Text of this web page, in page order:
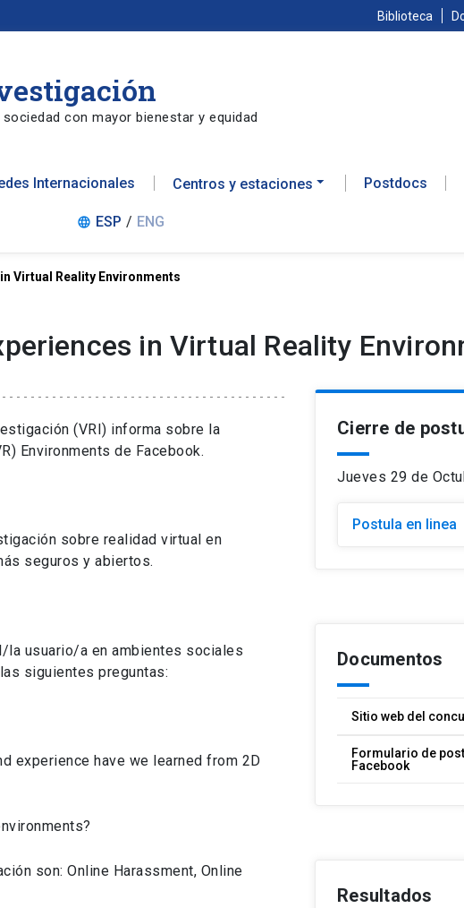
Biblioteca
con mayor bienestar y equidad
Internacionales Centros y estaciones Postdocs
language ESP / ENG
Virtual Reality Environments
in Virtual Reality
(VRI) informa sobre la
Environments de Facebook.
sobre realidad virtual en
seguros y abiertos.
la usuario/a en ambientes sociales
siguientes preguntas:
have we learned from 2D
son: Online Harassment, Online
Cierre de
Jueves 29 de
Postula en linea
Documentos
Sitio web del
Formulario de
Facebook
Resultados